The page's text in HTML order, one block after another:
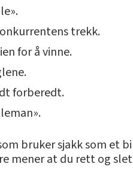
trekk.
for å vinne.
forberedt.
bruker sjakk som
mener at du rett og